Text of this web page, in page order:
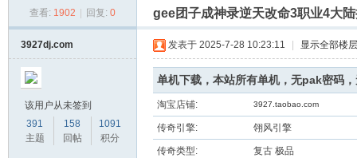
索
› › ›
查看: 1902 回复: 0 gee团子成神录逆天改命3职业4大
3927dj.com
该用户从未签到
391
主题
158
回帖
1091
积分
发表于 2025-7-28 10:23:11 显示全部楼层
单机下载，本站所有单机，无pak密码
淘宝店铺: 3927.taobao.com
传奇引擎: 翎风引擎
传奇类型: 复古 极品